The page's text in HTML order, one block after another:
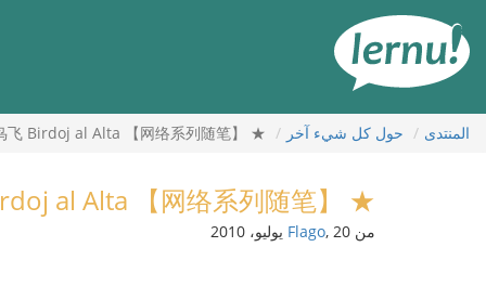
المحتويات
المنتدى حول كل شيء آخر ★ 【网络系列随笔】 天高任鸟飞 Birdoj al Alta ！
★ 【网络系列随笔】 天高任鸟飞 Birdoj al Alta ！
من Flago, 20 يوليو، 2010